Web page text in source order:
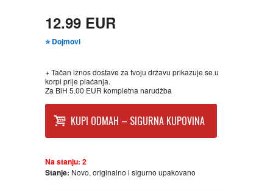
ESEJISTIKA
FANTASTIKA
ISTORIJSKI
12.99 EUR
⭐ Dojmovi
+ Tačan iznos dostave za tvoju državu prikazuje se u
korpi prije plaćanja.
Za BiH 5.00 EUR kompletna narudžba
KUPI ODMAH – SIGURNA KUPOVINA
Na stanju: 2
Stanje: Novo, originalno i sigurno upakovano